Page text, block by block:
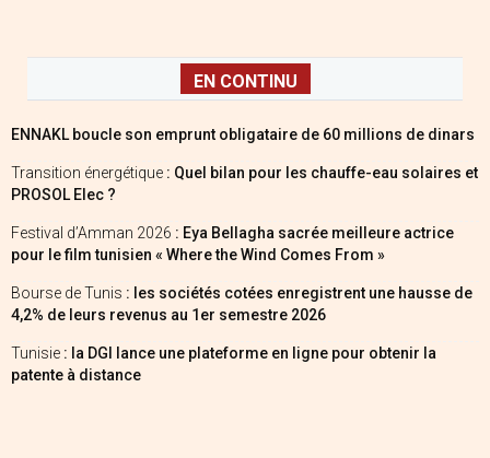
EN CONTINU
ENNAKL boucle son emprunt obligataire de 60 millions de dinars
Transition énergétique : Quel bilan pour les chauffe-eau solaires et
PROSOL Elec ?
Festival d’Amman 2026 : Eya Bellagha sacrée meilleure actrice
pour le film tunisien « Where the Wind Comes From »
Bourse de Tunis : les sociétés cotées enregistrent une hausse de
4,2% de leurs revenus au 1er semestre 2026
Tunisie : la DGI lance une plateforme en ligne pour obtenir la
patente à distance